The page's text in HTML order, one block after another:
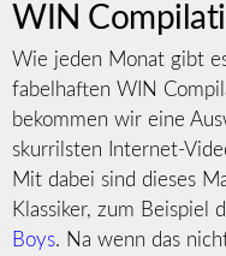
WIN
Wie jeden Monat gibt
fabelhaften WIN
bekommen wir eine
skurrilsten Internet-
Mit dabei sind dieses
Klassiker, zum Beispiel
Boys. Na wenn das